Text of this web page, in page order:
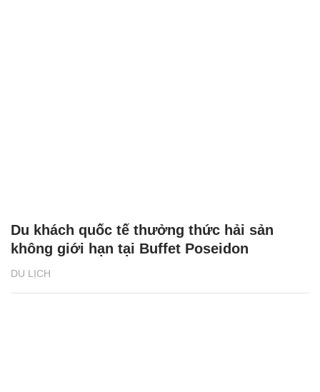
DU LỊCH
Du khách quốc tế thưởng thức hải sản
không giới hạn tại Buffet Poseidon